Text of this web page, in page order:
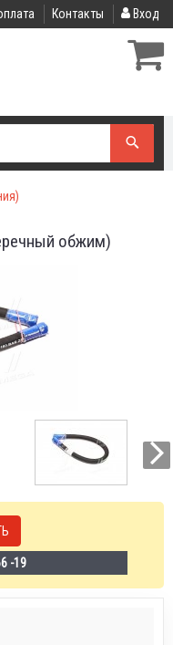
Контакты Вход
обжим)
-19